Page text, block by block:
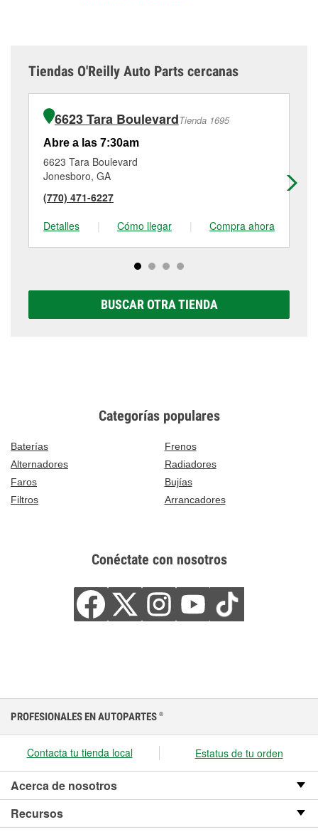
Tiendas O'Reilly Auto Parts cercanas
6623 Tara BoulevardTienda 1695
Abre a las 7:30am
6623 Tara Boulevard
Jonesboro, GA
(770) 471-6227
Detalles
| Cómo llegar | Compra ahora
BUSCAR OTRA TIENDA
Categorías populares
Baterías
Frenos
Alternadores
Radiadores
Faros
Bujías
Filtros
Arrancadores
Conéctate con nosotros
PROFESIONALES EN AUTOPARTES ®
Contacta tu tienda local Estatus de tu orden
Acerca de nosotros
Recursos